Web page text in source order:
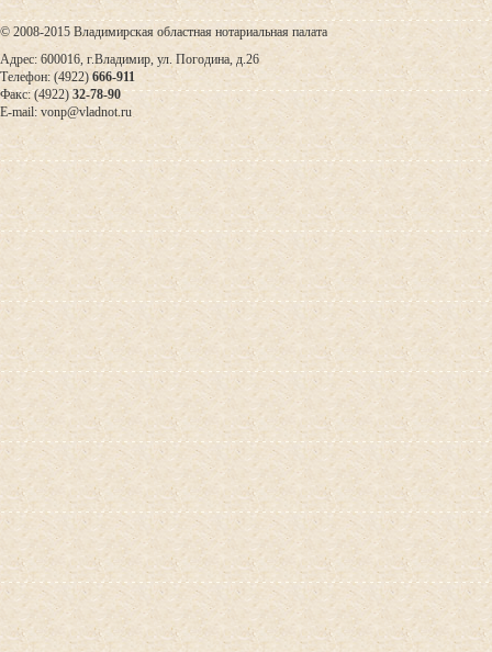
© 2008-2015 Владимирская областная нотариальная палата
Адрес: 600016, г.Владимир, ул. Погодина, д.26
Телефон: (4922)666-911
Факс: (4922)32-78-90
E-mail: vonp@vladnot.ru